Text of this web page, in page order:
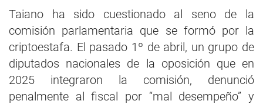
Taiano ha sido cuestionado al seno de la
comisión parlamentaria que se formó por la
criptoestafa. El pasado 1º de abril, un grupo de
diputados nacionales de la oposición que en
2025 integraron la comisión, denunció
penalmente al fiscal por “mal desempeño” y